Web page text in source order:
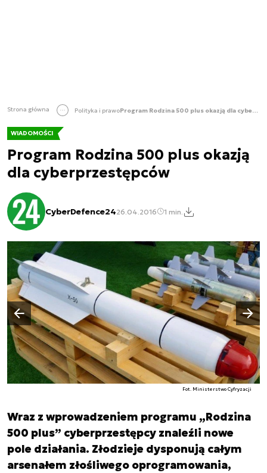
Strona główna Polityka i prawo Program Rodzina 500 plus okazją dla cyberprzestępców
WIADOMOŚCI
Program Rodzina 500 plus okazją
dla cyberprzestępców
CyberDefence2426.04.2016 1 min.
Fot. Ministerstwo Cyfryzacji
Poprzedni slajd
Następny slajd
Wraz z wprowadzeniem programu „Rodzina
500 plus” cyberprzestępcy znaleźli nowe
pole działania. Złodzieje dysponują całym
arsenałem złośliwego oprogramowania,